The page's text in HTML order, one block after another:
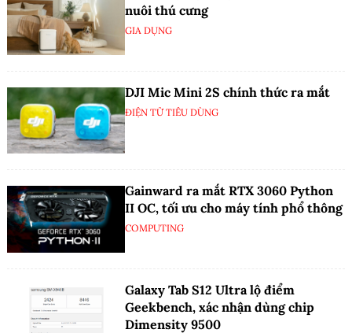
nuôi thú cưng
GIA DỤNG
DJI Mic Mini 2S chính thức ra mắt
ĐIỆN TỬ TIÊU DÙNG
Gainward ra mắt RTX 3060 Python
II OC, tối ưu cho máy tính phổ thông
COMPUTING
Galaxy Tab S12 Ultra lộ điểm
Geekbench, xác nhận dùng chip
Dimensity 9500